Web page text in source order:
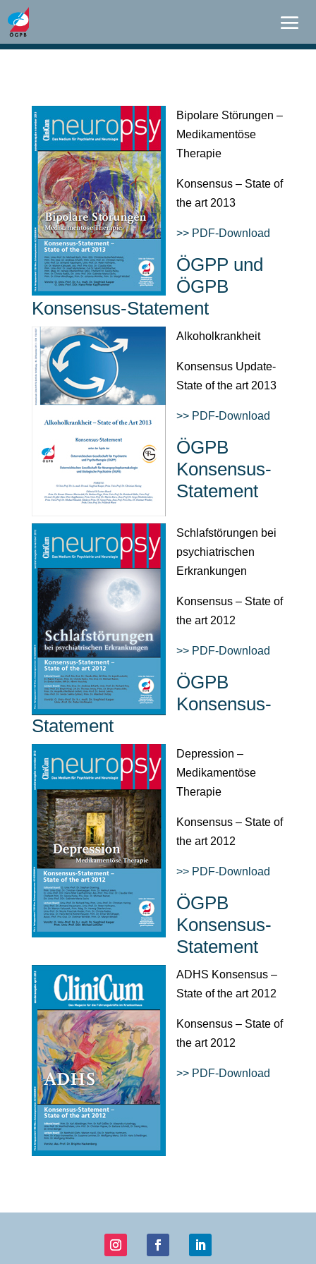
Bipolare Störungen –
Medikamentöse
Therapie
Konsensus – State of
the art 2013
>> PDF-Download
ÖGPP und
ÖGPB
Konsensus-Statement
Alkoholkrankheit
Konsensus Update-
State of the art 2013
>> PDF-Download
ÖGPB
Konsensus-
Statement
Schlafstörungen bei
psychiatrischen
Erkrankungen
Konsensus – State of
the art 2012
>> PDF-Download
ÖGPB
Konsensus-
Statement
Depression –
Medikamentöse
Therapie
Konsensus – State of
the art 2012
>> PDF-Download
ÖGPB
Konsensus-
Statement
ADHS Konsensus –
State of the art 2012
Konsensus – State of
the art 2012
>> PDF-Download